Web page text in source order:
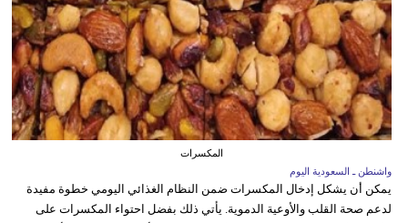
المكسرات
واشنطن ـ السعودية اليوم
يمكن أن يشكل إدخال المكسرات ضمن النظام الغذائي اليومي خطوة مفيدة
لدعم صحة القلب والأوعية الدموية. يأتي ذلك بفضل احتواء المكسرات على